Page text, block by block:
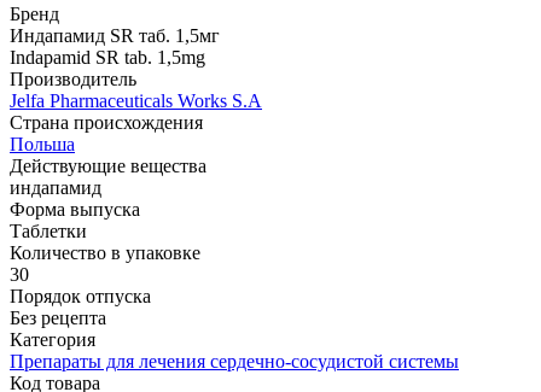
Бренд
Индапамид SR таб. 1,5мг
Indapamid SR tab. 1,5mg
Производитель
Jelfa Pharmaceuticals Works S.A
Страна происхождения
Польша
Действующие вещества
индапамид
Форма выпуска
Таблетки
Количество в упаковке
30
Порядок отпуска
Без рецепта
Категория
Препараты для лечения сердечно-сосудистой системы
Код товара